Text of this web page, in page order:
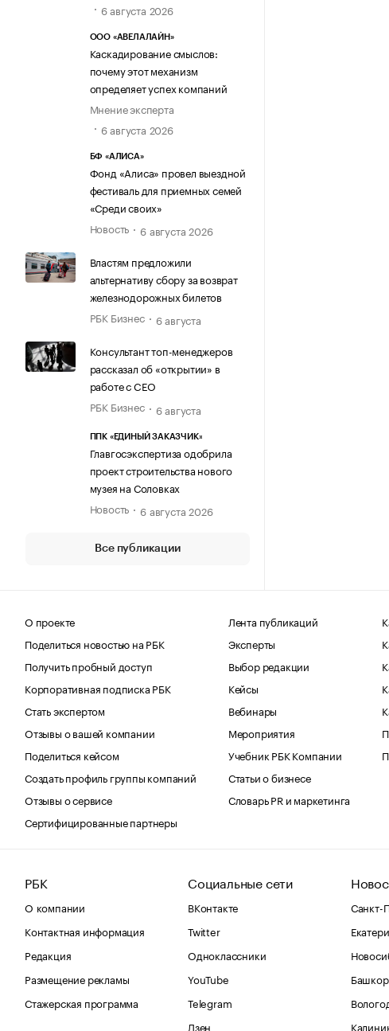
6 августа 2026
ООО «АВЕЛАЛАЙН»
Каскадирование смыслов:
почему этот механизм
определяет успех компаний
Мнение эксперта
6 августа 2026
БФ «АЛИСА»
Фонд «Алиса» провел выездной
фестиваль для приемных семей
«Среди своих»
Новость
6 августа 2026
Властям предложили
альтернативу сбору за возврат
железнодорожных билетов
РБК Бизнес
6 августа
Консультант топ-менеджеров
рассказал об «открытии» в
работе с CEO
РБК Бизнес
6 августа
ППК «ЕДИНЫЙ ЗАКАЗЧИК»
Главгосэкспертиза одобрила
проект строительства нового
музея на Соловках
Новость
6 августа 2026
Все публикации
О проекте
Поделиться новостью на РБК
Получить пробный доступ
Корпоративная подписка РБК
Стать экспертом
Отзывы о вашей компании
Поделиться кейсом
Создать профиль группы компаний
Отзывы о сервисе
Сертифицированные партнеры
Лента публикаций
Эксперты
Выбор редакции
Кейсы
Вебинары
Мероприятия
Учебник РБК Компании
Статьи о бизнесе
Словарь PR и маркетинга
РБК
О компании
Контактная информация
Редакция
Размещение рекламы
Стажерская программа
Социальные сети
ВКонтакте
Twitter
Одноклассники
YouTube
Telegram
Дзен
Санкт-